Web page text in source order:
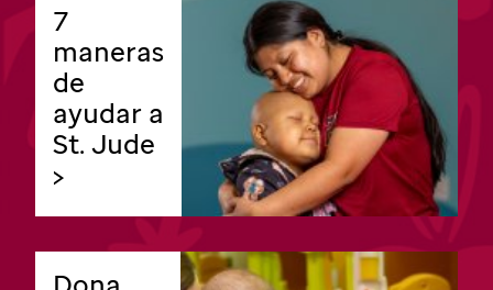
7
maneras
de
ayudar a
St. Jude
>